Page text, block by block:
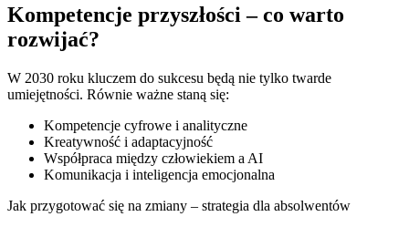
Kompetencje przyszłości – co warto
rozwijać?
W 2030 roku kluczem do sukcesu będą nie tylko twarde
umiejętności. Równie ważne staną się:
Kompetencje cyfrowe i analityczne
Kreatywność i adaptacyjność
Współpraca między człowiekiem a AI
Komunikacja i inteligencja emocjonalna
Jak przygotować się na zmiany – strategia dla absolwentów